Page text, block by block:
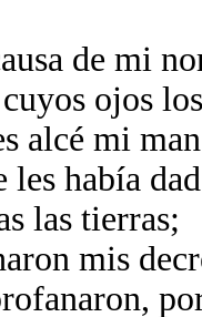
de mi
ojos
alcé mi
les había
las tierras;
mis